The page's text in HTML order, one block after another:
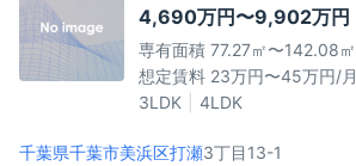
4,690万円〜9,902万円
専有面積 77.27㎡〜142.08㎡
想定賃料 23万円〜45万円/月
3LDK
4LDK
千葉県千葉市美浜区打瀬3丁目13-1